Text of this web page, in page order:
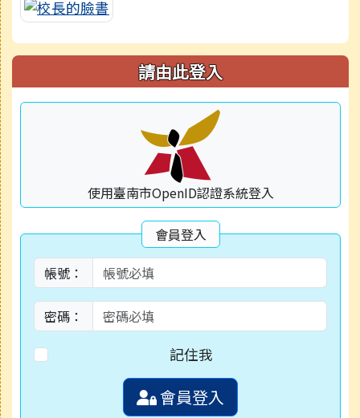
請由此登入
使用臺南市OpenID認證系統登入
會員登入
帳號：
密碼：
記住我
會員登入